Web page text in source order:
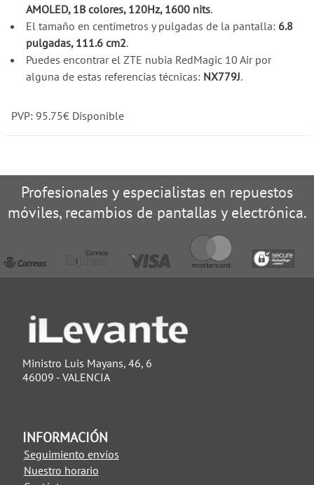
AMOLED, 1B colores, 120Hz, 1600 nits.
El tamaño en centímetros y pulgadas de la pantalla: 6.8
pulgadas, 111.6 cm2.
Puedes encontrar el ZTE nubia RedMagic 10 Air por
alguna de estas referencias técnicas: NX779J.
PVP: 95.75€ Disponible
Profesionales y especialistas en repuestos
móviles, recambios de pantallas y electrónica.
Ministro Luis Mayans, 46, 6
46009 - VALENCIA
INFORMACIÓN
Seguimiento envíos
Nuestro horario